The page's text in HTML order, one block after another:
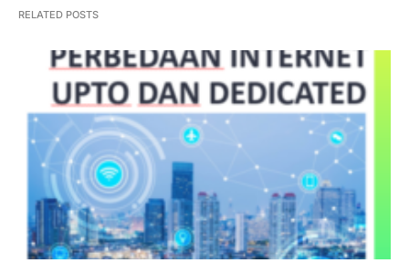
RELATED POSTS